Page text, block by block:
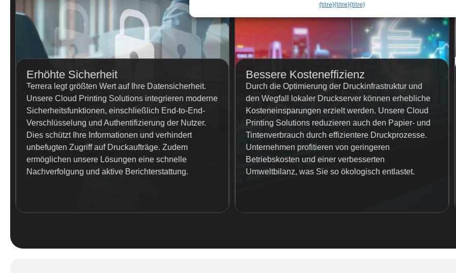
{titre}{titre}{titre}
Erhöhte Sicherheit
Terrera legt größten Wert auf Ihre Datensicherheit.
Unsere Cloud Printing Solutions integrieren moderne
Sicherheitsfunktionen, einschließlich End-to-End-
Verschlüsselung und Authentifizierung der Nutzer.
Dies schützt Ihre Informationen und verhindert
unbefugten Zugriff auf Druckaufträge. Zudem
ermöglichen unsere Lösungen eine schnelle
Nachverfolgung und aktive Berichterstattung.
Bessere Kosteneffizienz
Durch die Optimierung der Druckinfrastruktur und
den Wegfall lokaler Druckserver können erhebliche
Kosteneinsparungen erzielt werden. Unsere Cloud
Printing Solutions reduzieren auch den Papier- und
Tintenverbrauch durch effizientere Druckprozesse.
Unternehmen profitieren von geringeren
Betriebskosten und einer verbesserten
Umweltbilanz, was Sie so ökologisch entlastet.